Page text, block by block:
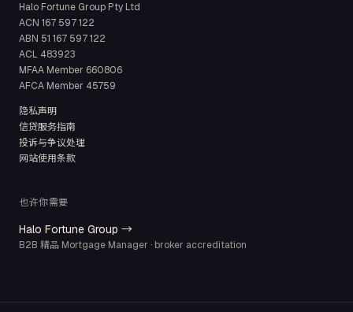
Halo Fortune Group Pty Ltd
ACN 167 597 122
ABN 51 167 597 122
ACL 483923
MFAA Member 660806
AFCA Member 45759
隐私声明
信贷服务指南
投诉与争议处理
网站使用条款
也许你需要
Halo Fortune Group →
B2B 精品 Mortgage Manager · broker accreditation